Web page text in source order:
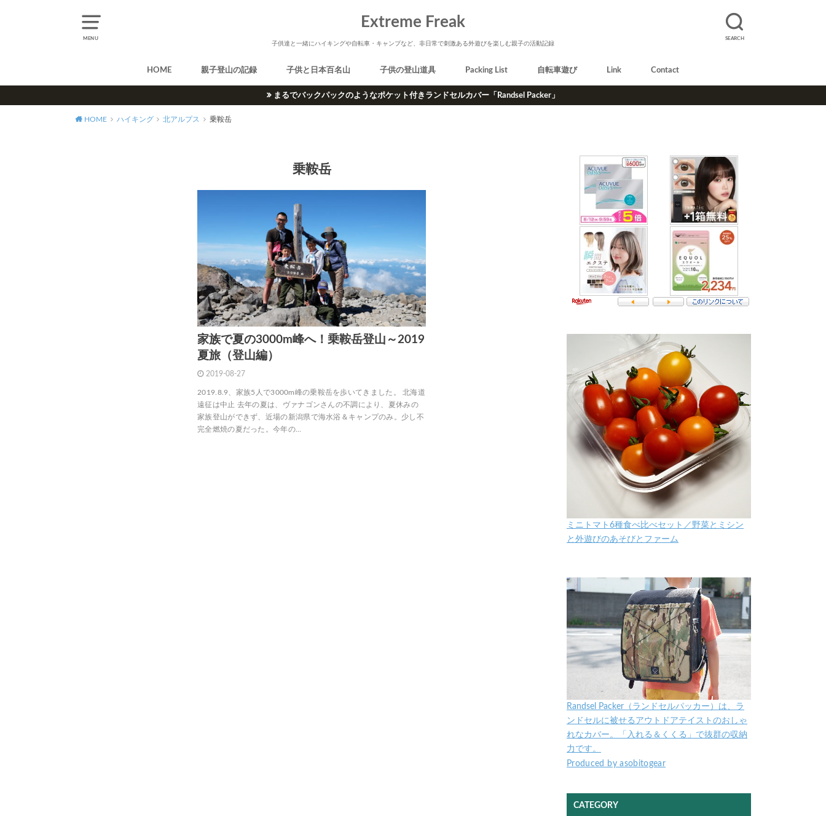
MENU SEARCH
Extreme Freak
子供達と一緒にハイキングや自転車・キャンプなど、非日常で刺激ある外遊びを楽しむ親子の活動記録
HOME 親子登山の記録 子供と日本百名山 子供の登山道具 Packing List 自転車遊び Link Contact
まるでバックパックのようなポケット付きランドセルカバー「Randsel Packer」
HOME ハイキング 北アルプス 乗鞍岳
乗鞍岳
家族で夏の3000m峰へ！乗鞍岳登山～2019
夏旅（登山編）
2019-08-27
2019.8.9、家族5人で3000m峰の乗鞍岳を歩いてきました。 北海道
遠征は中止 去年の夏は、ヴァナゴンさんの不調により、夏休みの
家族登山ができず、近場の新潟県で海水浴＆キャンプのみ。少し不
完全燃焼の夏だった。今年の…
ミニトマト6種食べ比べセット／野菜とミシン
と外遊びのあそびとファーム
Randsel Packer（ランドセルパッカー）は、ラ
ンドセルに被せるアウトドアテイストのおしゃ
れなカバー。「入れる＆くくる」で抜群の収納
力です。
Produced by asobitogear
CATEGORY